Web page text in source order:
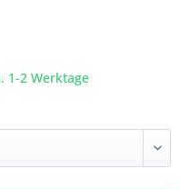
1-2 Werktage